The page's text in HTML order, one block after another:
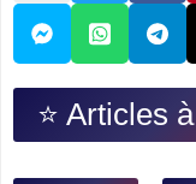
⭐ Articles